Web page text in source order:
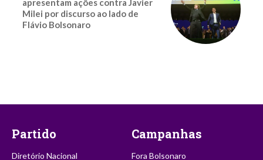
apresentam ações contra Javier
Milei por discurso ao lado de
Flávio Bolsonaro
Partido
Diretório Nacional
Campanhas
Fora Bolsonaro